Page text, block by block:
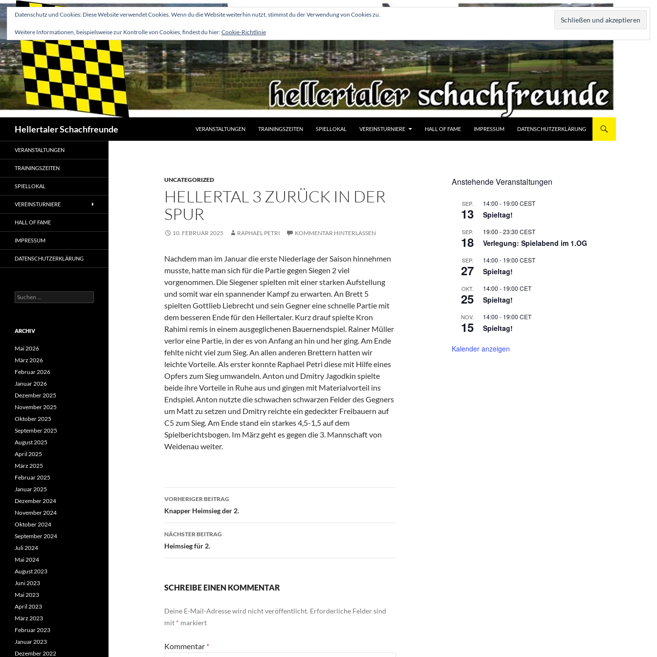
Zum
Inhalt
springen
Hellertaler Schachfreunde VERANSTALTUNGEN TRAININGSZEITEN SPIELLOKAL VEREINSTURNIERE HALL OF FAME IMPRESSUM DATENSCHUTZERKLÄRUNG
UNCATEGORIZED
HELLERTAL 3 ZURÜCK IN DER
SPUR
10. FEBRUAR 2025 RAPHAEL PETRI KOMMENTAR HINTERLASSEN
Nachdem man im Januar die erste Niederlage der Saison hinnehmen
musste, hatte man sich für die Partie gegen Siegen 2 viel
vorgenommen. Die Siegener spielten mit einer starken Aufstellung
und somit war ein spannender Kampf zu erwarten. An Brett 5
spielten Gottlieb Liebrecht und sein Gegner eine schnelle Partie mit
dem besseren Ende für den Hellertaler. Kurz drauf spielte Kron
Rahimi remis in einem ausgeglichenen Bauernendspiel. Rainer Müller
verlor eine Partie, in der es von Anfang an hin und her ging. Am Ende
fehlte nicht viel zum Sieg. An allen anderen Brettern hatten wir
leichte Vorteile. Als erster konnte Raphael Petri diese mit Hilfe eines
Opfers zum Sieg umwandeln. Anton und Dmitry Jagodkin spielte
beide ihre Vorteile in Ruhe aus und gingen mit Materialvorteil ins
Endspiel. Anton nutzte die schwachen schwarzen Felder des Gegners
um Matt zu setzen und Dmitry reichte ein gedeckter Freibauern auf
C5 zum Sieg. Am Ende stand ein starkes 4,5-1,5 auf dem
Spielberichtsbogen. Im März geht es gegen die 3. Mannschaft von
Weidenau weiter.
Beitragsnavigation
VORHERIGER BEITRAG
Knapper Heimsieg der 2.
NÄCHSTER BEITRAG
Heimsieg für 2.
SCHREIBE EINEN KOMMENTAR
Deine E-Mail-Adresse wird nicht veröffentlicht. Erforderliche Felder sind
mit * markiert
Kommentar *
Anstehende Veranstaltungen
SEP.
13
14:00 - 19:00 CEST
Spieltag!
SEP.
18
19:00 -23:30 CEST
Verlegung: Spielabend im 1.OG
SEP.
27
14:00 - 19:00 CEST
Spieltag!
OKT.
25
14:00 - 19:00 CET
Spieltag!
NOV.
15
14:00 - 19:00 CET
Spieltag!
Kalender anzeigen
VERANSTALTUNGEN
TRAININGSZEITEN
SPIELLOKAL
VEREINSTURNIERE
HALL OF FAME
IMPRESSUM
DATENSCHUTZERKLÄRUNG
Suchen
nach:
ARCHIV
Mai 2026
März 2026
Februar 2026
Januar 2026
Dezember 2025
November 2025
Oktober 2025
September 2025
August 2025
April 2025
März 2025
Februar 2025
Januar 2025
Dezember 2024
November 2024
Oktober 2024
September 2024
Juli 2024
Mai 2024
August 2023
Juni 2023
Mai 2023
April 2023
März 2023
Februar 2023
Januar 2023
Dezember 2022
Datenschutz und Cookies: Diese Website verwendet Cookies. Wenn du die Website weiterhin nutzt, stimmst du der Verwendung von Cookies zu.
Weitere Informationen, beispielsweise zur Kontrolle von Cookies, findest du hier:Cookie-Richtlinie